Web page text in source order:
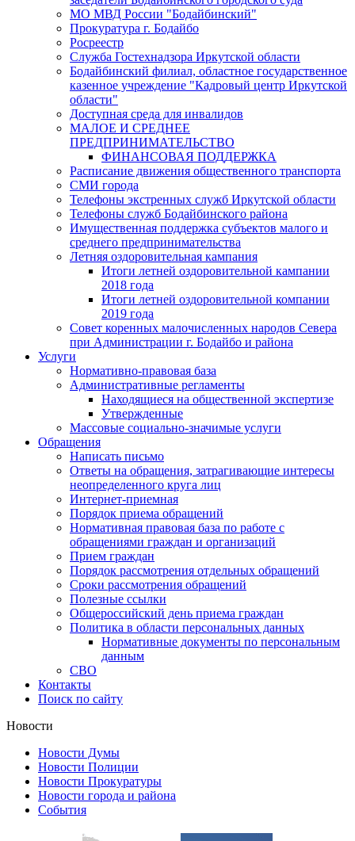
МО МВД России "Бодайбинский"
Прокуратура г. Бодайбо
Росреестр
Служба Гостехнадзора Иркутской области
Бодайбинский филиал, областное государственное
казенное учреждение "Кадровый центр Иркутской
области"
Доступная среда для инвалидов
МАЛОЕ И СРЕДНЕЕ
ПРЕДПРИНИМАТЕЛЬСТВО
ФИНАНСОВАЯ ПОДДЕРЖКА
Расписание движения общественного транспорта
СМИ города
Телефоны экстренных служб Иркутской области
Телефоны служб Бодайбинского района
Имущественная поддержка субъектов малого и
среднего предпринимательства
Летняя оздоровительная кампания
Итоги летней оздоровительной кампании
2018 года
Итоги летней оздоровительной компании
2019 года
Совет коренных малочисленных народов Севера
при Администрации г. Бодайбо и района
Услуги
Нормативно-правовая база
Административные регламенты
Находящиеся на общественной экспертизе
Утвержденные
Массовые социально-значимые услуги
Обращения
Написать письмо
Ответы на обращения, затрагивающие интересы
неопределенного круга лиц
Интернет-приемная
Порядок приема обращений
Нормативная правовая база по работе с
обращениями граждан и организаций
Прием граждан
Порядок рассмотрения отдельных обращений
Сроки рассмотрения обращений
Полезные ссылки
Общероссийский день приема граждан
Политика в области персональных данных
Нормативные документы по персональным
данным
СВО
Контакты
Поиск по сайту
Новости
Новости Думы
Новости Полиции
Новости Прокуратуры
Новости города и района
События